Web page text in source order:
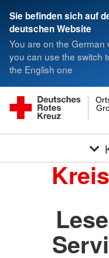
Sie befinden sich auf
deutschen Website
You are on the German
you can use the switch
the English one